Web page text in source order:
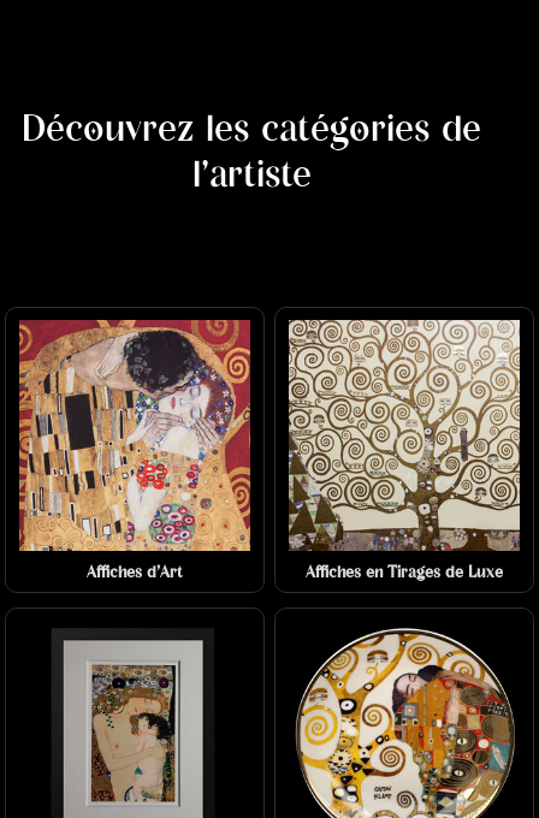
Découvrez les catégories de
l'artiste
Affiches d'Art Affiches en Tirages de Luxe